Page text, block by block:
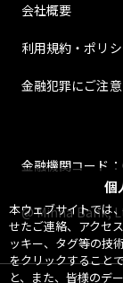
個
本ウェブサイトでは
せたご連絡、アクセ
ッキー、タグ等の技
をクリックすること
と、また、皆様のデ
会社概要
利用規約・ポリ
金融犯罪にご注
金融機関コード
@ Minna Bank,